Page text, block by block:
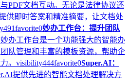
PDF文档互动。无论是法律协议还
供即时答案和精准摘要，让文档处
491favorite0妙办工作台：提升团队
妙办工作台是一个功能强大的智能办
队管理和丰富的模板资源，帮助企
。 visibility444favorite0Super.AI：
提供先进的智能文档处理解决方